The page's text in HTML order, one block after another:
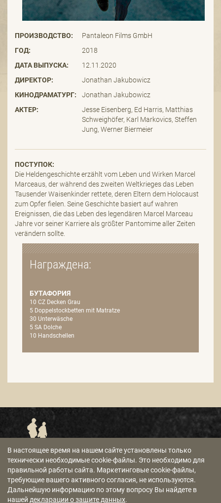
ПРОИЗВОДСТВО:
Pantaleon Films GmbH
ГОД:
2018
ДАТА ВЫПУСКА:
12.11.2020
ДИРЕКТОР:
Jonathan Jakubowicz
КИНОДРАМАТУРГ:
Jonathan Jakubowicz
АКТЕР:
Jesse Eisenberg, Ed Harris, Matthias
Schweighöfer, Karl Markovics, Steffen
Jung, Werner Biermeier
ПОСТУПОК:
Die Heldengeschichte erzählt vom Leben und Wirken Marcel
Marceaus, der während des zweiten Weltkrieges das Leben
Tausender Waisenkinder rettete, deren Eltern dem Holocaust
zum Opfer fielen. Seine Geschichte basiert auf wahren
Ereignissen, die das Leben des legendären Marcel Marceau
Jahre vor seiner Karriere als größter Pantomime aller Zeiten
verändern sollte.
Награждена:
БУТАФОРИЯ
10 CZ Decken Grau
5 Doppelstockbetten mit Matratze
30 Unterwäsche
5 SA Dolche
10 Handschellen
ЦЕНТР ПО СБОРУ ИНФОРМАЦИИ ОБЩИЕ КОММЕРЧЕСКИЕ УСЛОВИЯ
ВЫХОДНЫЕ ДАННЫЕ ПОЛИТИКА КОНФИДЕНЦИАЛЬНОСТИ
В настоящее время на нашем сайте установлены только
технически необходимые cookie-файлы. Это необходимо для
правильной работы сайта. Маркетинговые cookie-файлы,
требующие вашего активного согласия, не используются.
Дальнейшую информацию по этому вопросу Вы найдете в
нашей декларации о защите данных.